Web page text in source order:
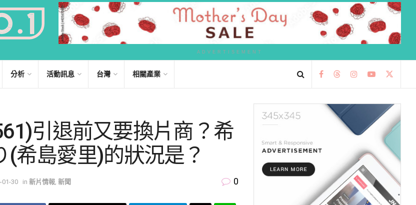
ADVERTISEMENT
分析 活動訊息 台灣 相關產業
引退前又要換片商？希
(希島愛里)的狀況是？
01-30 in 新片情報 新聞 0